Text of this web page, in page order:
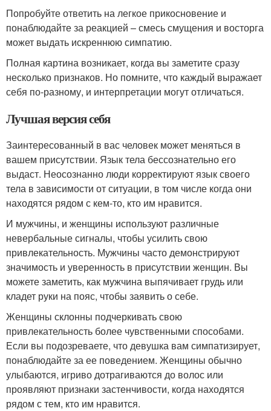
Попробуйте ответить на легкое прикосновение и
понаблюдайте за реакцией – смесь смущения и восторга
может выдать искреннюю симпатию.
Полная картина возникает, когда вы заметите сразу
несколько признаков. Но помните, что каждый выражает
себя по-разному, и интерпретации могут отличаться.
Лучшая версия себя
Заинтересованный в вас человек может меняться в
вашем присутствии. Язык тела бессознательно его
выдаст. Неосознанно люди корректируют язык своего
тела в зависимости от ситуации, в том числе когда они
находятся рядом с кем-то, кто им нравится.
И мужчины, и женщины используют различные
невербальные сигналы, чтобы усилить свою
привлекательность. Мужчины часто демонстрируют
значимость и уверенность в присутствии женщин. Вы
можете заметить, как мужчина выпячивает грудь или
кладет руки на пояс, чтобы заявить о себе.
Женщины склонны подчеркивать свою
привлекательность более чувственными способами.
Если вы подозреваете, что девушка вам симпатизирует,
понаблюдайте за ее поведением. Женщины обычно
улыбаются, игриво дотрагиваются до волос или
проявляют признаки застенчивости, когда находятся
рядом с тем, кто им нравится.